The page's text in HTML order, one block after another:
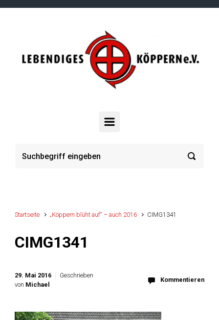
Zum Hauptinhalt springen
Startseite „Köppern blüht auf“ – auch 2016 CIMG1341
CIMG1341
29. Mai 2016
Geschrieben
von Michael
Kommentieren